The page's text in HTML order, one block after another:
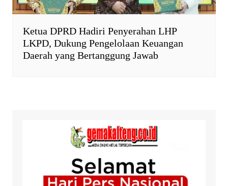
Ketua DPRD Hadiri Penyerahan LHP
LKPD, Dukung Pengelolaan Keuangan
Daerah yang Bertanggung Jawab